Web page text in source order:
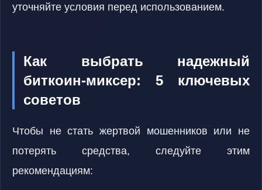
уточняйте условия перед использованием.
Как выбрать надежный
биткоин-миксер: 5 ключевых
советов
Чтобы не стать жертвой мошенников или не
потерять средства, следуйте этим
рекомендациям: